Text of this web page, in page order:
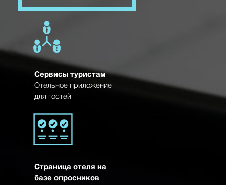
Сервисы туристам
Отельное приложение
для гостей
Страница отеля на
базе опросников